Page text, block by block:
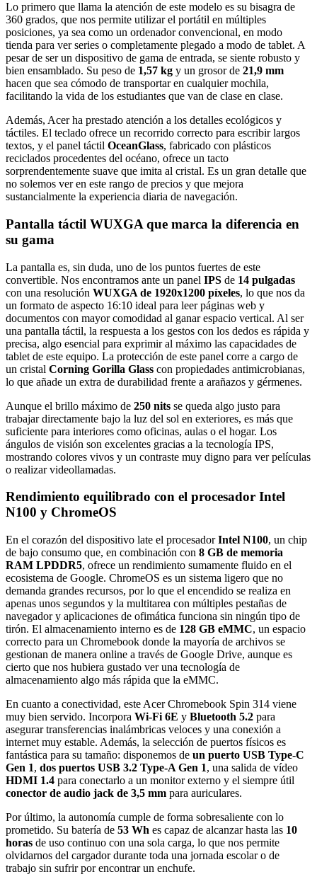
Lo primero que llama la atención de este modelo es su bisagra de
360 grados, que nos permite utilizar el portátil en múltiples
posiciones, ya sea como un ordenador convencional, en modo
tienda para ver series o completamente plegado a modo de tablet. A
pesar de ser un dispositivo de gama de entrada, se siente robusto y
bien ensamblado. Su peso de 1,57 kg y un grosor de 21,9 mm
hacen que sea cómodo de transportar en cualquier mochila,
facilitando la vida de los estudiantes que van de clase en clase.
Además, Acer ha prestado atención a los detalles ecológicos y
táctiles. El teclado ofrece un recorrido correcto para escribir largos
textos, y el panel táctil OceanGlass, fabricado con plásticos
reciclados procedentes del océano, ofrece un tacto
sorprendentemente suave que imita al cristal. Es un gran detalle que
no solemos ver en este rango de precios y que mejora
sustancialmente la experiencia diaria de navegación.
Pantalla táctil WUXGA que marca la diferencia en
su gama
La pantalla es, sin duda, uno de los puntos fuertes de este
convertible. Nos encontramos ante un panel IPS de 14 pulgadas
con una resolución WUXGA de 1920x1200 píxeles, lo que nos da
un formato de aspecto 16:10 ideal para leer páginas web y
documentos con mayor comodidad al ganar espacio vertical. Al ser
una pantalla táctil, la respuesta a los gestos con los dedos es rápida y
precisa, algo esencial para exprimir al máximo las capacidades de
tablet de este equipo. La protección de este panel corre a cargo de
un cristal Corning Gorilla Glass con propiedades antimicrobianas,
lo que añade un extra de durabilidad frente a arañazos y gérmenes.
Aunque el brillo máximo de 250 nits se queda algo justo para
trabajar directamente bajo la luz del sol en exteriores, es más que
suficiente para interiores como oficinas, aulas o el hogar. Los
ángulos de visión son excelentes gracias a la tecnología IPS,
mostrando colores vivos y un contraste muy digno para ver películas
o realizar videollamadas.
Rendimiento equilibrado con el procesador Intel
N100 y ChromeOS
En el corazón del dispositivo late el procesadorIntel N100, un chip
de bajo consumo que, en combinación con 8 GB de memoria
RAM LPDDR5, ofrece un rendimiento sumamente fluido en el
ecosistema de Google. ChromeOS es un sistema ligero que no
demanda grandes recursos, por lo que el encendido se realiza en
apenas unos segundos y la multitarea con múltiples pestañas de
navegador y aplicaciones de ofimática funciona sin ningún tipo de
tirón. El almacenamiento interno es de 128 GB eMMC, un espacio
correcto para un Chromebook donde la mayoría de archivos se
gestionan de manera online a través de Google Drive, aunque es
cierto que nos hubiera gustado ver una tecnología de
almacenamiento algo más rápida que la eMMC.
En cuanto a conectividad, este Acer Chromebook Spin 314 viene
muy bien servido. Incorpora Wi-Fi 6E y Bluetooth 5.2 para
asegurar transferencias inalámbricas veloces y una conexión a
internet muy estable. Además, la selección de puertos físicos es
fantástica para su tamaño: disponemos de un puerto USB Type-C
Gen 1, dos puertos USB 3.2 Type-A Gen 1, una salida de vídeo
HDMI 1.4 para conectarlo a un monitor externo y el siempre útil
conector de audio jack de 3,5 mm para auriculares.
Por último, la autonomía cumple de forma sobresaliente con lo
prometido. Su batería de 53 Wh es capaz de alcanzar hasta las 10
horas de uso continuo con una sola carga, lo que nos permite
olvidarnos del cargador durante toda una jornada escolar o de
trabajo sin sufrir por encontrar un enchufe.